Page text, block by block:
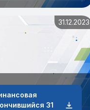
31.12.2023
31